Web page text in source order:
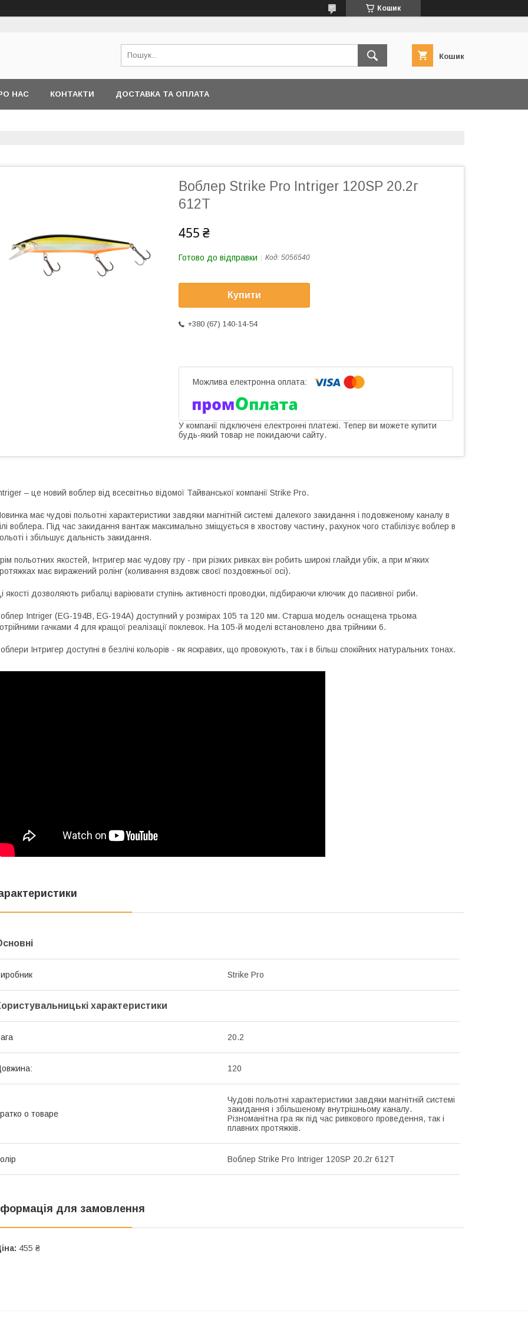
Кошик
Кошик
НАС КОНТАКТИ ДОСТАВКА ТА ОПЛАТА
Воблер Strike Pro Intriger 120SP 20.2г
612T
455 ₴
Готово до відправки Код: 5056540
Купити
+380 (67) 140-14-54
У компанії підключені електронні платежі. Тепер ви можете купити
будь-який товар не покидаючи сайту.
– це новий воблер від всесвітньо відомої Тайванської компанії Strike Pro.
має чудові польотні характеристики завдяки магнітній системі далекого закидання і подовженому каналу в
воблера. Під час закидання вантаж максимально зміщується в хвостову частину, рахунок чого стабілізує воблер в
і збільшує дальність закидання.
польотних якостей, Інтригер має чудову гру - при різких ривках він робить широкі глайди убік, а при м'яких
має виражений ролінг (коливання вздовж своєї поздовжньої осі).
якості дозволяють рибалці варіювати ступінь активності проводки, підбираючи ключик до пасивної риби.
Intriger (EG-194B, EG-194A) доступний у розмірах 105 та 120 мм. Старша модель оснащена трьома
гачками 4 для кращої реалізації поклевок. На 105-й моделі встановлено два трійники 6.
Інтригер доступні в безлічі кольорів - як яскравих, що провокують, так і в більш спокійних натуральних тонах.
Strike Pro
характеристики
20.2
120
о товаре
Чудові польотні характеристики завдяки магнітній системі
закидання і збільшеному внутрішньому каналу.
Різноманітна гра як під час ривкового проведення, так і
плавних протяжків.
Воблер Strike Pro Intriger 120SP 20.2г 612T
для замовлення
455 ₴